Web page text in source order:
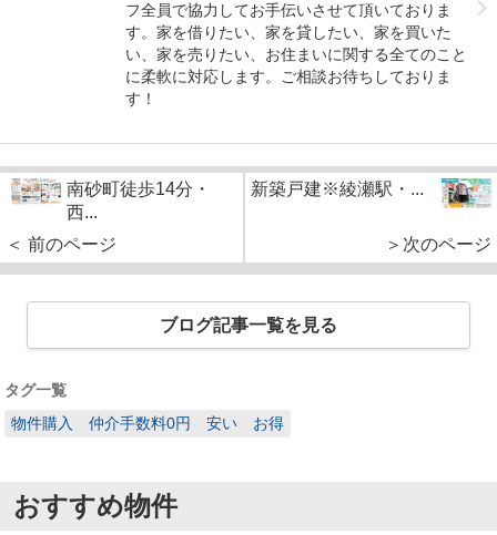
フ全員で協力してお手伝いさせて頂いておりま
す。家を借りたい、家を貸したい、家を買いた
い、家を売りたい、お住まいに関する全てのこと
に柔軟に対応します。ご相談お待ちしておりま
す！
南砂町徒歩14分・
西...
＜ 前のページ
新築戸建※綾瀬駅・...
＞次のページ
ブログ記事一覧を見る
タグ一覧
物件購入 仲介手数料0円 安い お得
おすすめ物件